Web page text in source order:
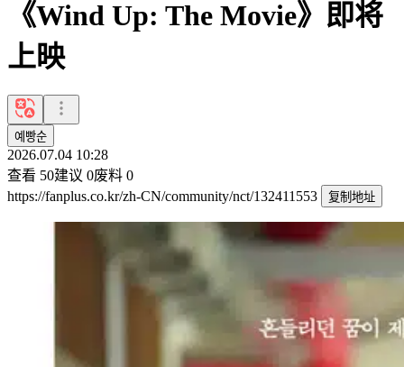
《Wind Up: The Movie》即将
上映
예빵순
2026.07.04 10:28
查看 50建议 0废料 0
https://fanplus.co.kr/zh-CN/community/nct/132411553
复制地址